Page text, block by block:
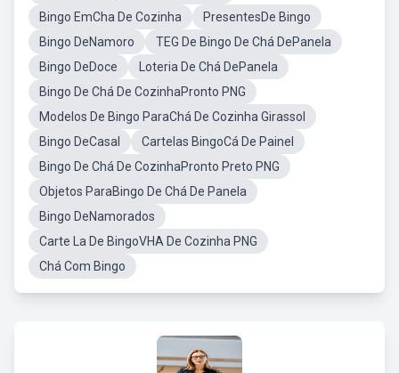
Bingo EmCha De Cozinha
PresentesDe Bingo
Bingo DeNamoro
TEG De Bingo De Chá DePanela
Bingo DeDoce
Loteria De Chá DePanela
Bingo De Chá De CozinhaPronto PNG
Modelos De Bingo ParaChá De Cozinha Girassol
Bingo DeCasal
Cartelas BingoCá De Painel
Bingo De Chá De CozinhaPronto Preto PNG
Objetos ParaBingo De Chá De Panela
Bingo DeNamorados
Carte La De BingoVHA De Cozinha PNG
Chá Com Bingo